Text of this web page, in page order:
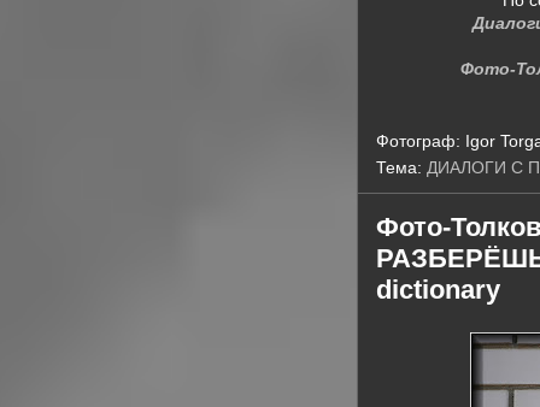
Фото-
Фотограф: Igor
Тема: ДИАЛОГИ С
Фото-
dictionary